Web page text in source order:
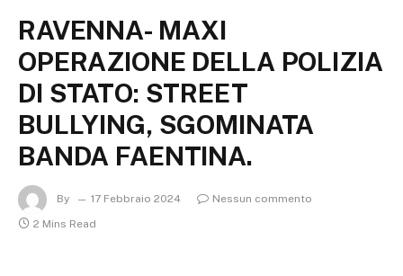
RAVENNA- MAXI
OPERAZIONE DELLA POLIZIA
DI STATO: STREET
BULLYING, SGOMINATA
BANDA FAENTINA.
By 17 Febbraio 2024
Nessun commento
2 Mins Read